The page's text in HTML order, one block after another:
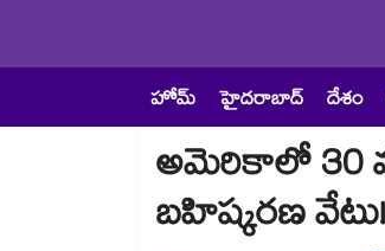
హోమ్ హైదరాబాద్ దేశం
అమెరికాలో 30
బహిష్కరణ వేటు!